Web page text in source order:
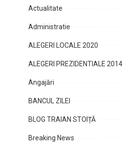
Actualitate
Administratie
ALEGERI LOCALE 2020
ALEGERI PREZIDENTIALE 2014
Angajări
BANCUL ZILEI
BLOG TRAIAN STOIȚĂ
Breaking News